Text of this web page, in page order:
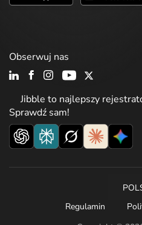
Jibble to najlepszy
Sprawdź sam!
Obserwuj nas
Regulamin